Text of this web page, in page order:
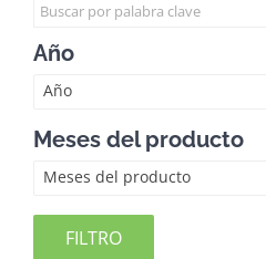
Año
Año
Meses del producto
Meses del producto
FILTRO